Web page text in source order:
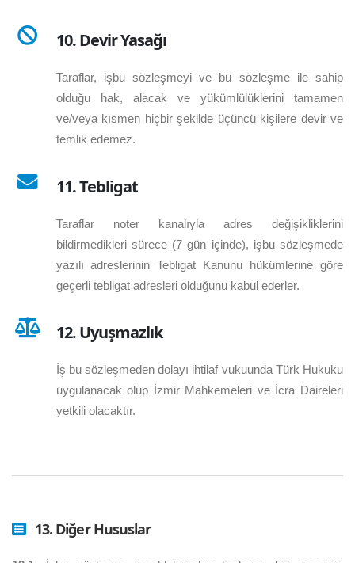
10. Devir Yasağı
Taraflar, işbu sözleşmeyi ve bu sözleşme ile sahip
olduğu hak, alacak ve yükümlülüklerini tamamen
ve/veya kısmen hiçbir şekilde üçüncü kişilere devir ve
temlik edemez.
11. Tebligat
Taraflar noter kanalıyla adres değişikliklerini
bildirmedikleri sürece (7 gün içinde), işbu sözleşmede
yazılı adreslerinin Tebligat Kanunu hükümlerine göre
geçerli tebligat adresleri olduğunu kabul ederler.
12. Uyuşmazlık
İş bu sözleşmeden dolayı ihtilaf vukuunda Türk Hukuku
uygulanacak olup İzmir Mahkemeleri ve İcra Daireleri
yetkili olacaktır.
13. Diğer Hususlar